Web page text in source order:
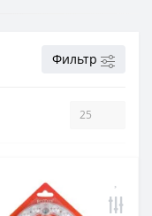
Фильтр